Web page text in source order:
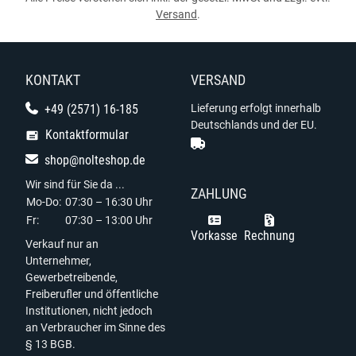
Versand.
KONTAKT
+49 (2571) 16-185
Kontaktformular
shop@nolteshop.de
Wir sind für Sie da ...
Mo-Do: 07:30 – 16:30 Uhr
Fr:
07:30 – 13:00 Uhr
Verkauf nur an
Unternehmer,
Gewerbetreibende,
Freiberufler und öffentliche
Institutionen, nicht jedoch
an Verbraucher im Sinne des
§ 13 BGB.
VERSAND
Lieferung erfolgt innerhalb
Deutschlands und der EU.
ZAHLUNG
Vorkasse Rechnung